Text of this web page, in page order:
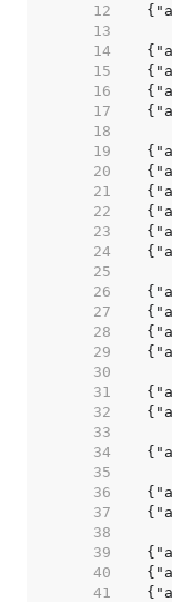
    12
    13
    14
    15
    16
    17
    18
    19
    20
    21
    22
    23
    24
    25
    26
    27
    28
    29
    30
    31
    32
    33
    34
    35
    36
    37
    38
    39
    40
    41